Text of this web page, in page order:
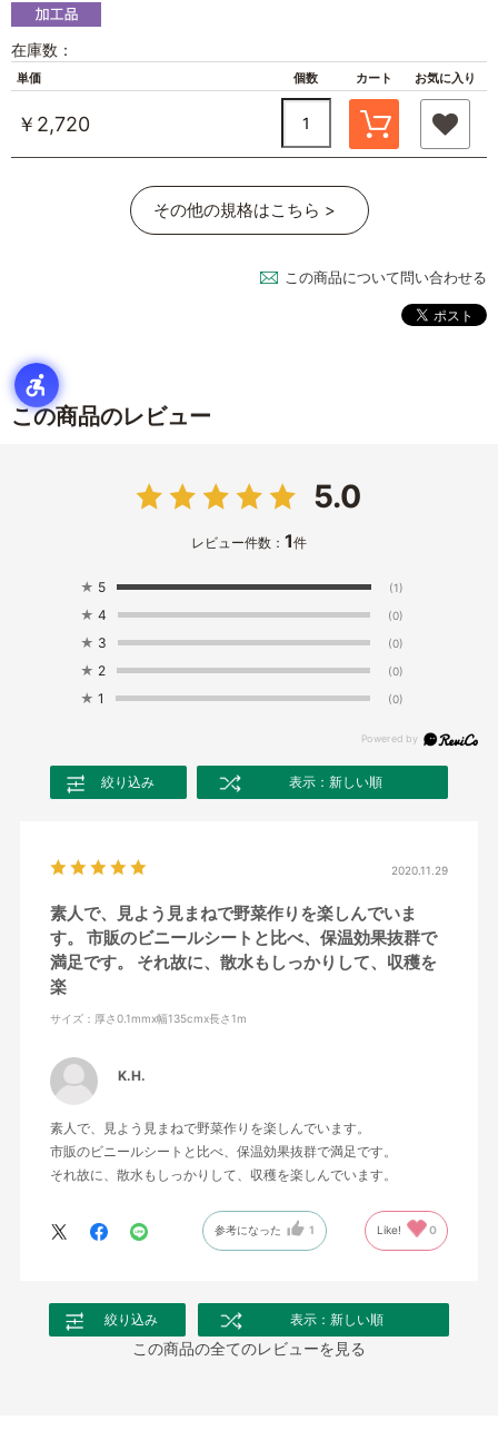
在庫数：
単価 個数 カート お気に入り
￥2,720
その他の規格はこちら >
この商品について問い合わせる
この商品のレビュー
5.0
レビュー件数： 1件
★ 5 (1)
★ 4 (0)
★ 3 (0)
★ 2 (0)
★ 1 (0)
絞り込み 表示：新しい順
2020.11.29
素人で、見よう見まねで野菜作りを楽しんでいま
す。 市販のビニールシートと比べ、保温効果抜群で
満足です。 それ故に、散水もしっかりして、収穫を
楽
サイズ：厚さ0.1mmx幅135cmx長さ1m
K.H.
素人で、見よう見まねで野菜作りを楽しんでいます。
市販のビニールシートと比べ、保温効果抜群で満足です。
それ故に、散水もしっかりして、収穫を楽しんでいます。
参考になった 1 Like! 0
絞り込み 表示：新しい順
この商品の全てのレビューを見る